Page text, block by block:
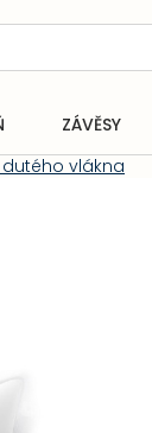
ZÁVĚSY
vlákna